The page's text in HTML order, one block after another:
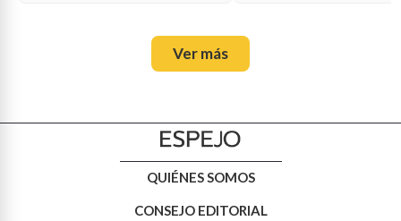
Ver más
QUIÉNES SOMOS
CONSEJO EDITORIAL